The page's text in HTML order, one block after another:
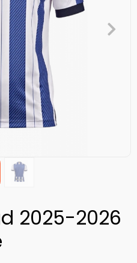
2025-2026